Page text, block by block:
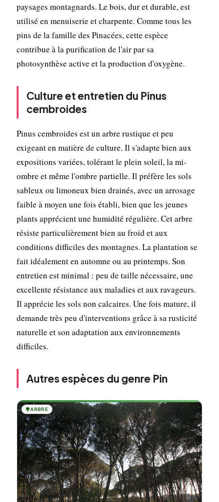
paysages montagnards. Le bois, dur et durable, est
utilisé en menuiserie et charpente. Comme tous les
pins de la famille des Pinacées, cette espèce
contribue à la purification de l'air par sa
photosynthèse active et la production d'oxygène.
Culture et entretien du Pinus
cembroides
Pinus cembroides est un arbre rustique et peu
exigeant en matière de culture. Il s'adapte bien aux
expositions variées, tolérant le plein soleil, la mi-
ombre et même l'ombre partielle. Il préfère les sols
sableux ou limoneux bien drainés, avec un arrosage
faible à moyen une fois établi, bien que les jeunes
plants apprécient une humidité régulière. Cet arbre
résiste particulièrement bien au froid et aux
conditions difficiles des montagnes. La plantation se
fait idéalement en automne ou au printemps. Son
entretien est minimal : peu de taille nécessaire, une
excellente résistance aux maladies et aux ravageurs.
Il apprécie les sols non calcaires. Une fois mature, il
demande très peu d'interventions grâce à sa rusticité
naturelle et son adaptation aux environnements
difficiles.
Autres espèces du genre Pin
🌳ARBRE